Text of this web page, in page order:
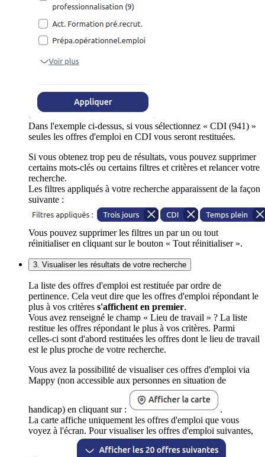
Dans l'exemple ci-dessus, si vous sélectionnez « CDI (941) »
seules les offres d'emploi en CDI vous seront restituées.
Si vous obtenez trop peu de résultats, vous pouvez supprimer
certains mots-clés ou certains filtres et critères et relancer votre
recherche.
Les filtres appliqués à votre recherche apparaissent de la façon
suivante :
Vous pouvez supprimer les filtres un par un ou tout
réinitialiser en cliquant sur le bouton « Tout réinitialiser ».
3. Visualiser les résultats de votre recherche
La liste des offres d'emploi est restituée par ordre de
pertinence. Cela veut dire que les offres d'emploi répondant le
plus à vos critères s'affichent en premier.
Vous avez renseigné le champ « Lieu de travail » ? La liste
restitue les offres répondant le plus à vos critères. Parmi
celles-ci sont d'abord restituées les offres dont le lieu de travail
est le plus proche de votre recherche.
Vous avez la possibilité de visualiser ces offres d'emploi via
Mappy (non accessible aux personnes en situation de
handicap) en cliquant sur :
.
La carte affiche uniquement les offres d'emploi que vous
voyez à l'écran. Pour visualiser les offres d'emploi suivantes,